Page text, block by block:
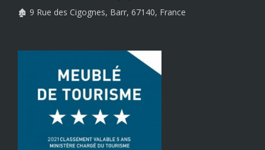
🏚️ 9 Rue des Cigognes, Barr, 67140, France